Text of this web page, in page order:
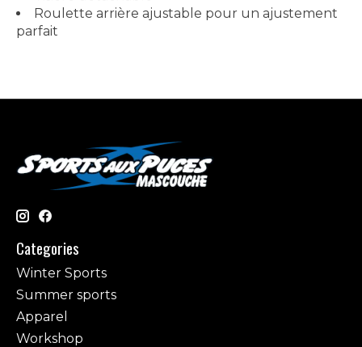
Roulette arrière ajustable pour un ajustement
parfait
Categories
Winter Sports
Summer sports
Apparel
Workshop